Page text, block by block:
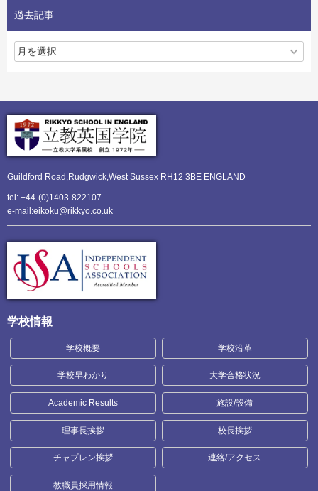
過去記事
Guildford Road,Rudgwick,West Sussex RH12 3BE ENGLAND
tel: +44-(0)1403-822107
e-mail:eikoku@rikkyo.co.uk
学校情報
学校概要 学校沿革
学校早わかり 大学合格状況
Academic Results 施設/設備
理事長挨拶 校長挨拶
チャプレン挨拶 連絡/アクセス
教職員採用情報